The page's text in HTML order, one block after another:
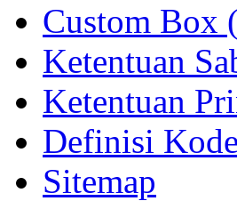
Custom Box
Ketentuan
Ketentuan
Definisi Kode
Sitemap